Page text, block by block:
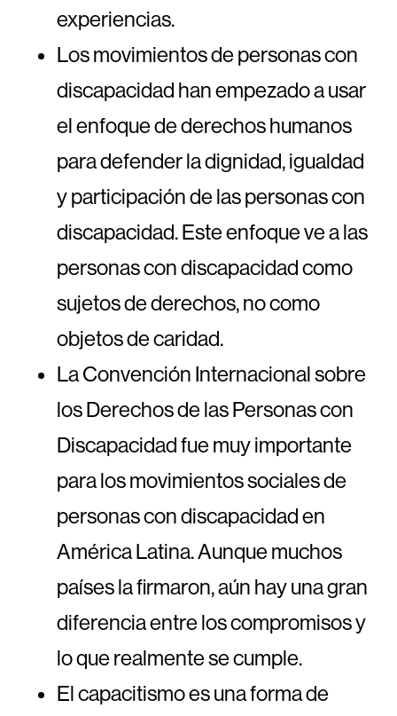
experiencias.
Los movimientos de personas con
discapacidad han empezado a usar
el enfoque de derechos humanos
para defender la dignidad, igualdad
y participación de las personas con
discapacidad. Este enfoque ve a las
personas con discapacidad como
sujetos de derechos, no como
objetos de caridad.
La Convención Internacional sobre
los Derechos de las Personas con
Discapacidad fue muy importante
para los movimientos sociales de
personas con discapacidad en
América Latina. Aunque muchos
países la firmaron, aún hay una gran
diferencia entre los compromisos y
lo que realmente se cumple.
El capacitismo es una forma de